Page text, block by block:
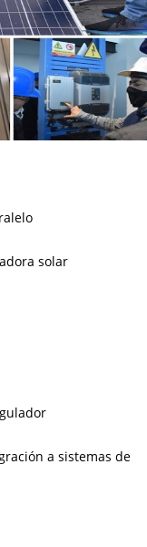
solar
a sistemas de